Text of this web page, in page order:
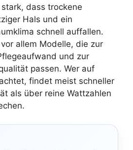
dass trockene
Hals und ein
schnell auffallen.
allem Modelle, die zur
und zur
passen. Wer auf
findet meist schneller
als über reine Wattzahlen